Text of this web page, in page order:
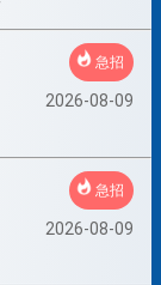
急招
2026-08-09
急招
2026-08-09